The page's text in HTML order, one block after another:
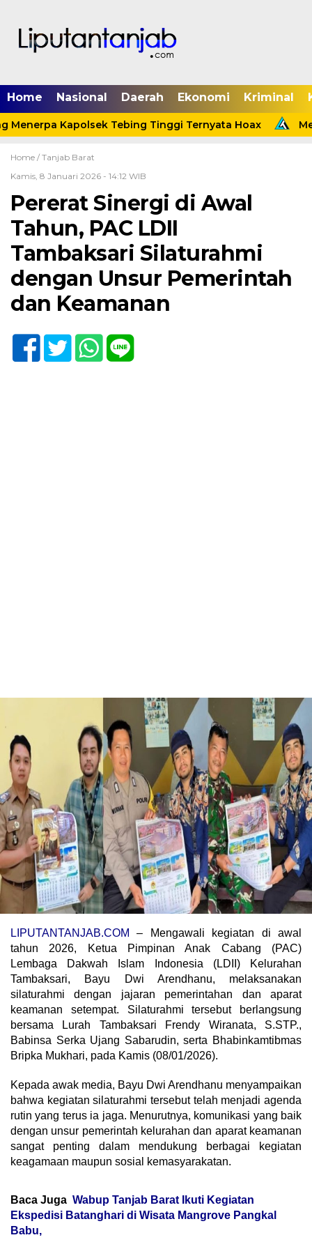
Home Nasional Daerah Ekonomi Kriminal
Kapolsek Tebing Tinggi Ternyata Hoax
Home / Tanjab Barat
Kamis, 8 Januari 2026 - 14:12 WIB
Pererat Sinergi di Awal
Tahun, PAC LDII
Tambaksari Silaturahmi
dengan Unsur Pemerintah
dan Keamanan
LIPUTANTANJAB.COM
– Mengawali kegiatan di awal
tahun 2026, Ketua Pimpinan Anak Cabang (PAC)
Lembaga Dakwah Islam Indonesia (LDII) Kelurahan
Tambaksari, Bayu Dwi Arendhanu, melaksanakan
silaturahmi dengan jajaran pemerintahan dan aparat
keamanan setempat. Silaturahmi tersebut berlangsung
bersama Lurah Tambaksari Frendy Wiranata, S.STP.,
Babinsa Serka Ujang Sabarudin, serta Bhabinkamtibmas
Bripka Mukhari, pada Kamis (08/01/2026).
Kepada awak media, Bayu Dwi Arendhanu menyampaikan
bahwa kegiatan silaturahmi tersebut telah menjadi agenda
rutin yang terus ia jaga. Menurutnya, komunikasi yang baik
dengan unsur pemerintah kelurahan dan aparat keamanan
sangat penting dalam mendukung berbagai kegiatan
keagamaan maupun sosial kemasyarakatan.
Baca Juga Wabup Tanjab Barat Ikuti Kegiatan
Ekspedisi Batanghari di Wisata Mangrove Pangkal
Babu,